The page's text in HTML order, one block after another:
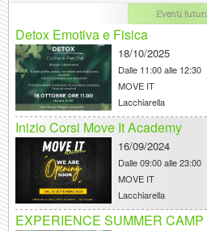
Detox Emotiva e Fisica
18/10/2025
Dalle 11:00 alle 12:30
MOVE IT
Lacchiarella
Inizio Corsi Move It Academy
16/09/2024
Dalle09:00 alle 23:00
MOVE IT
Lacchiarella
EXPERIENCE SUMMER CAMP
Eventi futuri